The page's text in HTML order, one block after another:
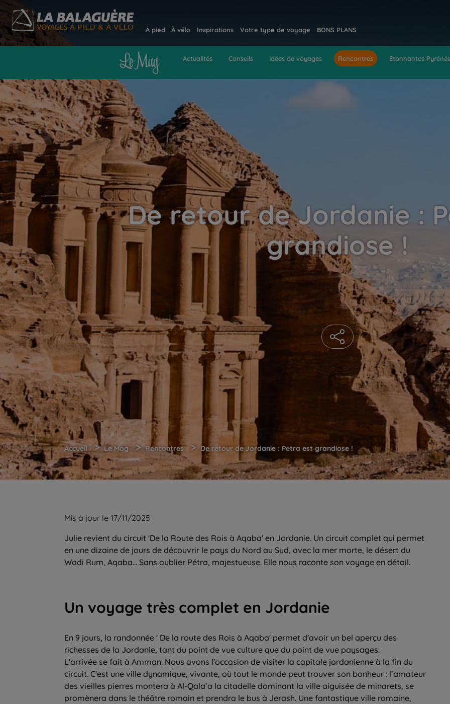
À pied À vélo Inspirations Votre type de voyage BONS PLANS
Actualités Conseils Idées de voyages Rencontres Etonnantes
De retour de Jordanie :
grandiose !
Accueil > Le Mag > Rencontres > De retour de Jordanie : Petra est grandiose !
Mis à jour le 17/11/2025
Julie revient du circuit 'De la Route des Rois à Aqaba' en Jordanie. Un circuit complet qui permet
en une dizaine de jours de découvrir le pays du Nord au Sud, avec la mer morte, le désert du
Wadi Rum, Aqaba... Sans oublier Pétra, majestueuse. Elle nous raconte son voyage en détail.
Un voyage très complet en Jordanie
En 9 jours, la randonnée ' De la route des Rois à Aqaba' permet d'avoir un bel aperçu des
richesses de la Jordanie, tant du point de vue culture que du point de vue paysages.
L'arrivée se fait à Amman. Nous avons l'occasion de visiter la capitale jordanienne à la fin du
circuit. C'est une ville dynamique, vivante, où tout le monde peut trouver son bonheur : l’amateur
des vieilles pierres montera à Al-Qala’a la citadelle dominant la ville aiguisée de minarets, se
promènera dans le théâtre romain et prendra le bus à Jerash. Une fantastique ville romaine,